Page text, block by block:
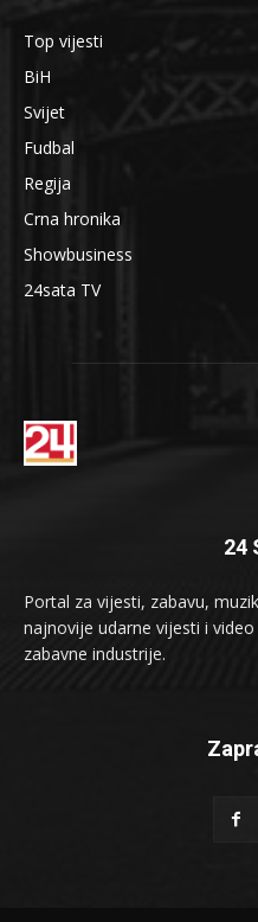
Top vijesti
BiH
Svijet
Fudbal
Regija
Crna hronika
Showbusiness
24sata TV
24
Portal za vijesti, zabavu,
najnovije udarne vijesti i
zabavne industrije.